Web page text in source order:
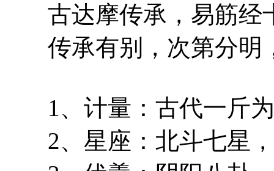
古达摩传承，易筋经
传承有别，次第分明
1、计量：古代一斤为
2、星座：北斗七星，